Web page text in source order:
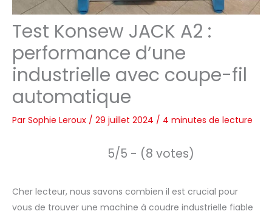
Test Konsew JACK A2 :
performance d’une
industrielle avec coupe-fil
automatique
Par Sophie Leroux / 29 juillet 2024 / 4 minutes de lecture
5/5 - (8 votes)
Cher lecteur, nous savons combien il est crucial pour
vous de trouver une machine à coudre industrielle fiable